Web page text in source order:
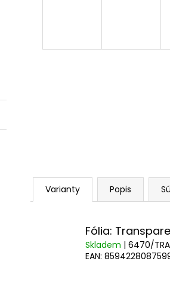
Varianty Popis
Fólia:
Skladem | 6470/TRA
EAN: